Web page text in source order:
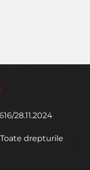
28.11.2024
drepturile